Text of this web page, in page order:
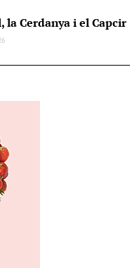
la Cerdanya i el Capcir